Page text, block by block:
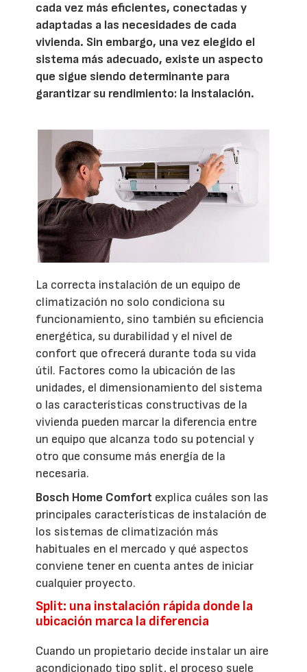
cada vez más eficientes, conectadas y
adaptadas a las necesidades de cada
vivienda. Sin embargo, una vez elegido el
sistema más adecuado, existe un aspecto
que sigue siendo determinante para
garantizar su rendimiento: la instalación.
La correcta instalación de un equipo de
climatización no solo condiciona su
funcionamiento, sino también su eficiencia
energética, su durabilidad y el nivel de
confort que ofrecerá durante toda su vida
útil. Factores como la ubicación de las
unidades, el dimensionamiento del sistema
o las características constructivas de la
vivienda pueden marcar la diferencia entre
un equipo que alcanza todo su potencial y
otro que consume más energía de la
necesaria.
Bosch Home Comfort explica cuáles son las
principales características de instalación de
los sistemas de climatización más
habituales en el mercado y qué aspectos
conviene tener en cuenta antes de iniciar
cualquier proyecto.
Split: una instalación rápida donde la
ubicación marca la diferencia
Cuando un propietario decide instalar un aire
acondicionado tipo split, el proceso suele